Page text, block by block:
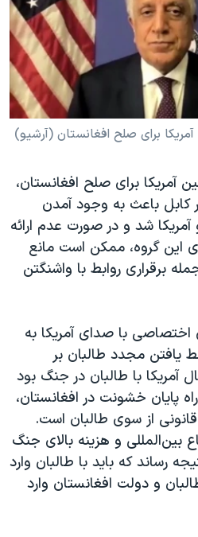
صلح
«سی‌پک»
آمریکا برای صلح افغانستان (آرشیو)
آمریکا برای صلح افغانستان،
باعث به وجود آمدن
شد و در صورت عدم ارائه
این گروه، ممکن است مانع
برقراری روابط با واشنگتن
اختصاصی با صدای آمریکا به
یافتن مجدد طالبان بر
گفت طی ١٨ سال آمریکا با طالبان در جنگ بود
پایان خشونت در افغانستان،
از سوی طالبان است.
بین‌المللی و هزینه بالای جنگ
رساند که باید با طالبان وارد
و دولت افغانستان وارد